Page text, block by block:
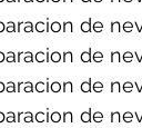
de
de
de
de